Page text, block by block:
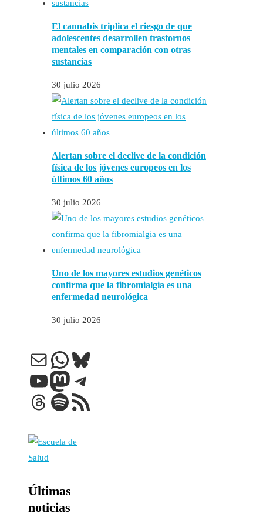
El cannabis triplica el riesgo de que
adolescentes desarrollen trastornos
mentales en comparación con otras
sustancias
30 julio 2026
Alertan sobre el declive de la condición
física de los jóvenes europeos en los
últimos 60 años
30 julio 2026
Uno de los mayores estudios genéticos
confirma que la fibromialgia es una
enfermedad neurológica
30 julio 2026
Correo electrónico
WhatsApp
Bluesky
YouTube
Mastodon
Telegram
Threads
Spotify
Feed RSS
Últimas
noticias